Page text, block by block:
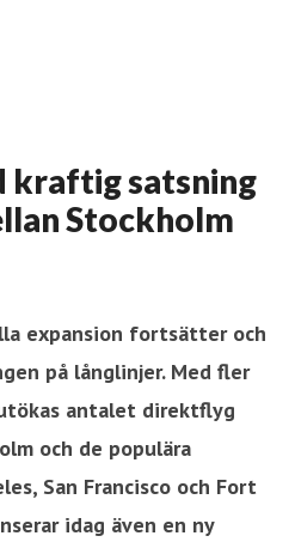
kraftig satsning
Stockholm
expansion fortsätter och
på långlinjer. Med fler
antalet direktflyg
och de populära
San Francisco och Fort
idag även en ny